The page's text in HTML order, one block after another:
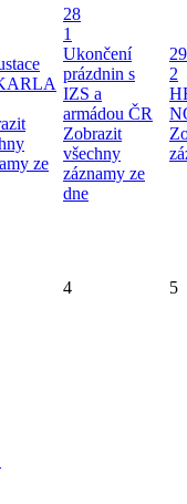
ze
28
1
Ukončení
prázdnin s
IZS a
armádou ČR
Zobrazit
všechny
záznamy ze
dne
29
2
4 5